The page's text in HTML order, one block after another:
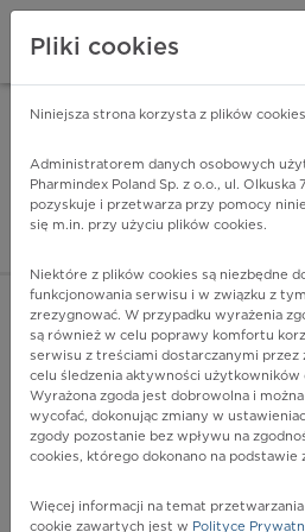
Pharmindex
ZALOGUJ SIĘ
K92.0 - Wymioty krwawe
Więcej na lekiicd10.pl
Pliki cookies
Niniejsza strona korzysta z plików cookies
Administratorem danych osobowych
Pharmindex Poland Sp. z o.o., ul.
pozyskuje i przetwarza przy pomocy
się m.in. przy użyciu plików cookies.
Niektóre z plików cookies są niezbędne
funkcjonowania serwisu i w związku z
zrezygnować. W przypadku wyrażenia
są również w celu poprawy komfortu
serwisu z treściami dostarczanymi
celu śledzenia aktywności
Wyrażona zgoda jest dobrowolna i
wycofać, dokonując zmiany w
zgody pozostanie bez wpływu na
cookies, którego dokonano na podstawie
Więcej informacji na temat
cookie zawartych jest w Polityce
ZA DARMO - w Google Play